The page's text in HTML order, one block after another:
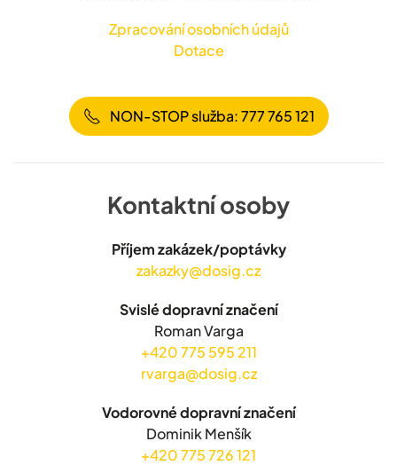
Zpracování osobních údajů
Dotace
NON-STOP služba: 777 765 121
Kontaktní osoby
Příjem zakázek/poptávky
zakazky@dosig.cz
Svislé dopravní značení
Roman Varga
+420 775 595 211
rvarga@dosig.cz
Vodorovné dopravní značení
Dominik Menšík
+420 775 726 121